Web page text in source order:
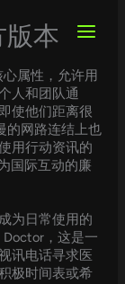
版本
属性，允许用
人和团队通
使他们距离很
的网路连结上也
用行动资讯的
国际互动的廉
为日常使用的
，这是一
讯电话寻求医
极时间表或希